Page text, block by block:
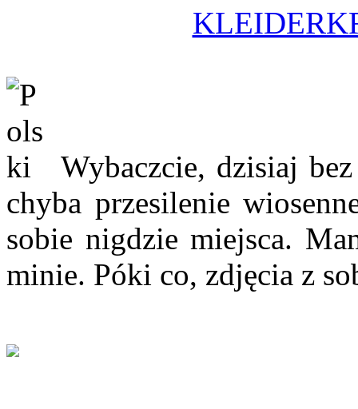
Wybaczcie, dzisiaj
chyba przesilenie
sobie nigdzie miejsca.
minie. Póki co, zdjęcia z